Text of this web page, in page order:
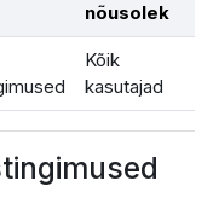
nõusolek
Kõik
kasutajad